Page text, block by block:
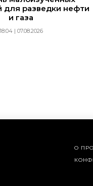
для разведки нефти
и газа
18:04 | 07.08.2026
О